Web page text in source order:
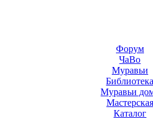
Форум
ЧаВо
Муравьи
Муравьи
Мастерская
Каталог